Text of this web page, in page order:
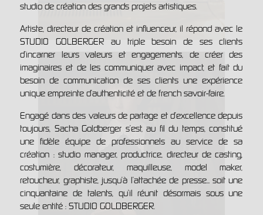
studio de création des grands projets artistiques.
Artiste, directeur de création et influenceur, il répond avec le
STUDIO GOLBERGER au triple besoin de ses clients
d’incarner leurs valeurs et engagements, de créer des
imaginaires et de les communiquer avec impact, et fait du
besoin de communication de ses clients une expérience
unique empreinte d’authenticité et de french savoir-faire.
Engagé dans des valeurs de partage et d’excellence depuis
toujours, Sacha Goldberger s’est, au fil du temps, constitué
une fidèle équipe de professionnels au service de sa
création : studio manager, productrice, directeur de casting,
costumière, décorateur, maquilleuse, model maker,
retoucheur, graphiste, jusqu’à l’attachée de presse… soit une
cinquantaine de talents, qu’il réunit désormais sous une
seule entité : STUDIO GOLDBERGER.